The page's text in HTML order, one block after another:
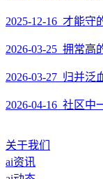
2025-12-16 才能守
2026-03-25 拥常高
2026-03-27 归并泛
2026-04-16 社区中
关于我们
ai资讯